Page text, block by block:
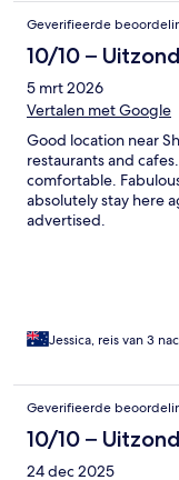
Geverifieerde
10/10 –
5 mrt 2026
Vertalen met Google
Good location near
restaurants and
comfortable.
absolutely stay here
advertised.
Jessica, reis van 3
Geverifieerde
10/10 –
24 dec 2025